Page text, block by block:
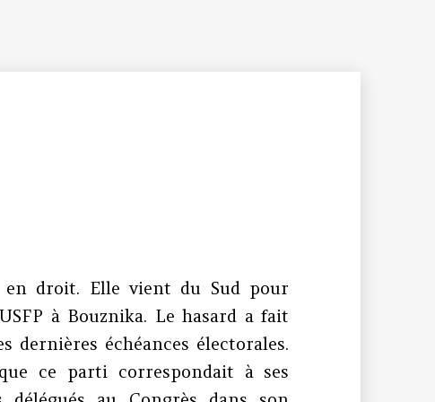
droit. Elle vient du Sud pour
à Bouznika. Le hasard a fait
dernières échéances électorales.
ce parti correspondait à ses